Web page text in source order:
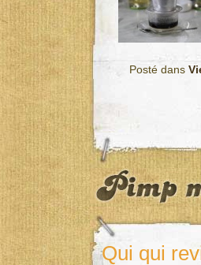
Posté dans
Qui qui